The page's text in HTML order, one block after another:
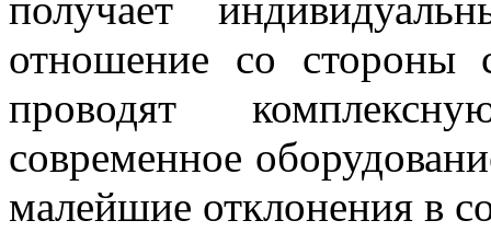
получает
отношение со стороны
проводят
современное
малейшие отклонения в